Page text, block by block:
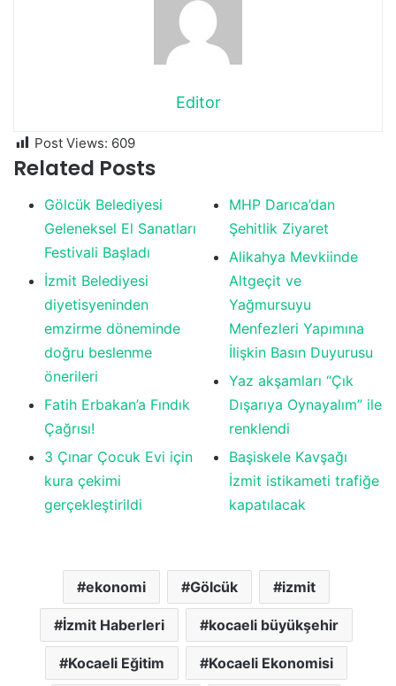
Editor
Post Views: 609
Related Posts
Gölcük Belediyesi
Geleneksel El Sanatları
Festivali Başladı
İzmit Belediyesi
diyetisyeninden
emzirme döneminde
doğru beslenme
önerileri
Fatih Erbakan’a Fındık
Çağrısı!
3 Çınar Çocuk Evi için
kura çekimi
gerçekleştirildi
MHP Darıca’dan
Şehitlik Ziyaret
Alikahya Mevkiinde
Altgeçit ve
Yağmursuyu
Menfezleri Yapımına
İlişkin Basın Duyurusu
Yaz akşamları “Çık
Dışarıya Oynayalım” ile
renklendi
Başiskele Kavşağı
İzmit istikameti trafiğe
kapatılacak
ekonomi Gölcük izmit
İzmit Haberleri kocaeli büyükşehir
Kocaeli Eğitim Kocaeli Ekonomisi